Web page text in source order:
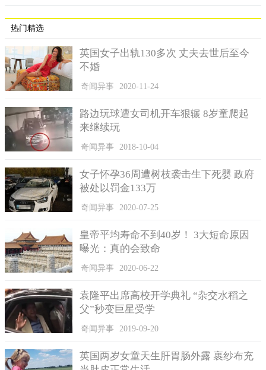
热门精选
英国女子出轨130多次 丈夫去世后至今
不婚
奇闻异事 2020-11-24
路边玩球遭女司机开车狠辗 8岁童爬起
来继续玩
奇闻异事 2018-10-04
女子怀孕36周遭树枝袭击生下死婴 政府
被处以罚金133万
奇闻异事 2020-07-25
皇帝平均寿命不到40岁！ 3大短命原因
曝光：真的会致命
奇闻异事 2020-06-22
袁隆平出席高校开学典礼 “杂交水稻之
父”秒变巨星受学
奇闻异事 2019-09-20
英国两岁女童天生肝胃肠外露 裹纱布充